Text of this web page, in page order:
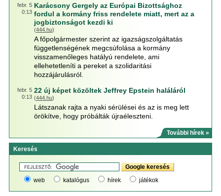
febr. 5
0:13
Karácsony Gergely az Európai Bizottsághoz
fordul a kormány friss rendelete miatt, mert az a
jogbiztonságot kezdi ki
(444.hu)
A főpolgármester szerint az igazságszolgáltatás
függetlenségének megcsúfolása a kormány
visszamenőleges hatályú rendelete, ami
ellehetetleníti a pereket a szolidaritási
hozzájárulásról.
febr. 5
0:13
22 új képet közöltek Jeffrey Epstein haláláról
(444.hu)
Látszanak rajta a nyaki sérülései és az is meg lett
örökítve, hogy próbálták újraéleszteni.
További hírek »
Keresés
web katalógus hírek játékok